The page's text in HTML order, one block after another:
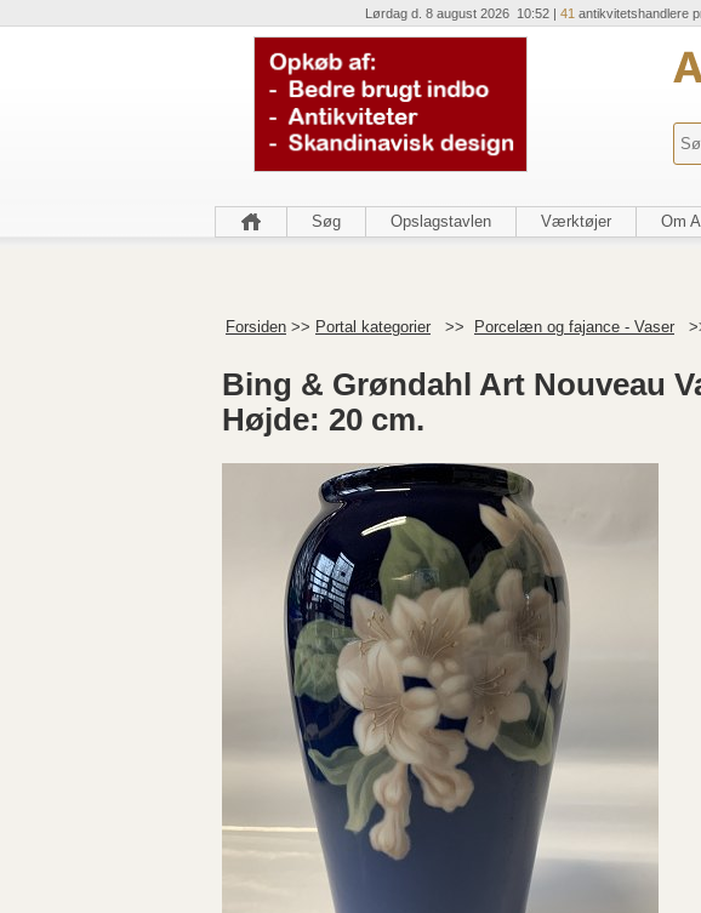
Lørdag d. 8 august 2026 10:52 | 41 antikvitetshandlere
Søg Opslagstavlen Værktøjer Om
Forsiden >> Portal kategorier >> Porcelæn og fajance - Vaser
Bing & Grøndahl Art Nouveau
Højde: 20 cm.